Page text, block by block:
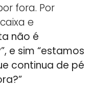
fora. Por
e
não é
e sim “estamos
continua de pé